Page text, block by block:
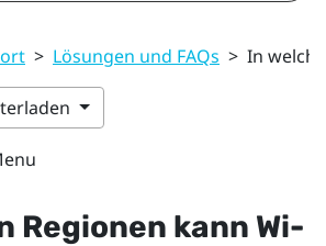
> Lösungen und FAQs > In
Regionen kann Wi-